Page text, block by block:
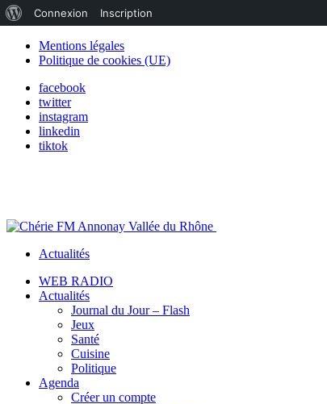
Mentions légales
Politique de cookies (UE)
facebook
twitter
instagram
linkedin
tiktok
Actualités
WEB RADIO
Actualités
Journal du Jour – Flash
Jeux
Santé
Cuisine
Politique
Agenda
Créer un compte
de
WordPress
Connexion Inscription